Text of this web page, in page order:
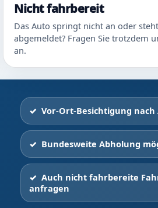
Nicht fahrbereit
Das Auto springt nicht an oder
abgemeldet? Fragen Sie trotzdem
an.
Vor-Ort-Besichtigung nach
Bundesweite Abholung
Auch nicht fahrbereite
anfragen